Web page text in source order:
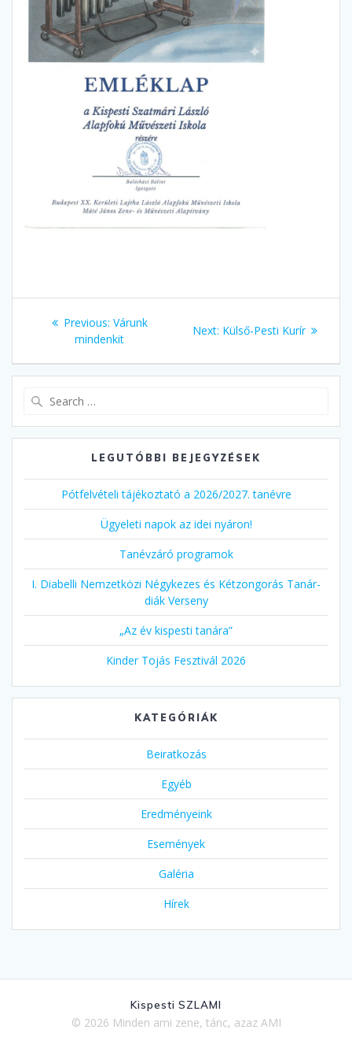
Bejegyzés
navigáció
Previous: Previous
post:
Várunk
mindenkit
Next: Next
Külső-Pesti Kurír
LEGUTÓBBI BEJEGYZÉSEK
Pótfelvételi tájékoztató a 2026/2027. tanévre
Ügyeleti napok az idei nyáron!
Tanévzáró programok
I. Diabelli Nemzetközi Négykezes és Kétzongorás Tanár-
diák Verseny
„Az év kispesti tanára”
Kinder Tojás Fesztivál 2026
KATEGÓRIÁK
Beiratkozás
Egyéb
Eredményeink
Események
Galéria
Hírek
Kispesti SZLAMI
© 2026 Minden ami zene, tánc, azaz AMI